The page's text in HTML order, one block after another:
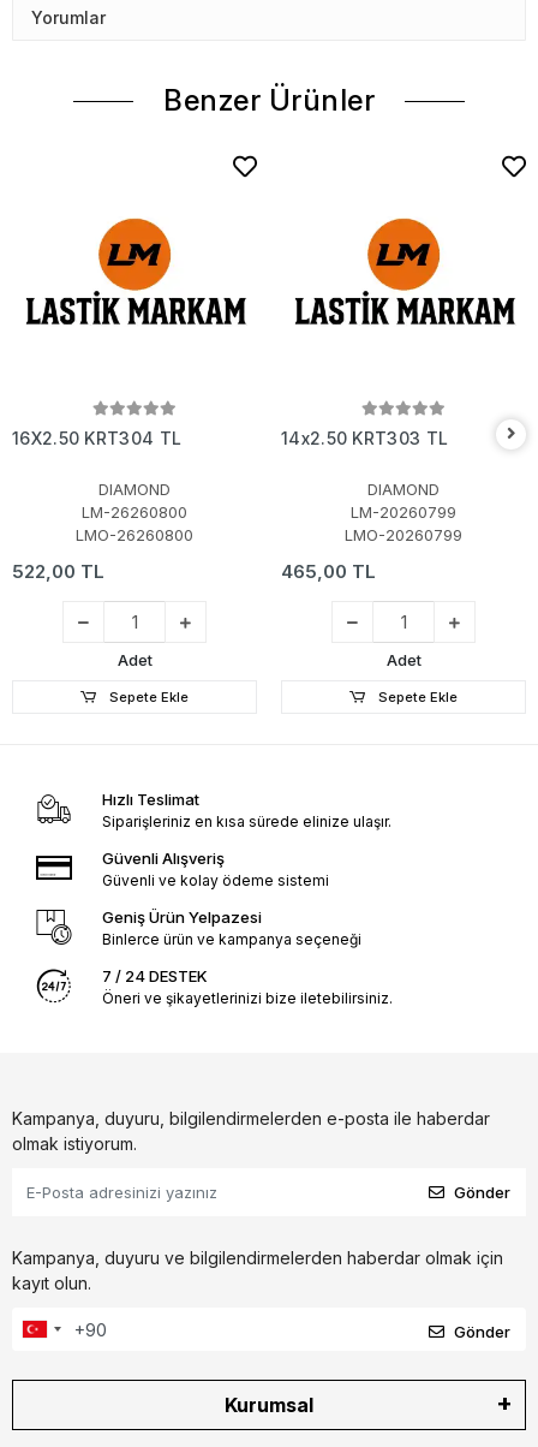
Yorumlar
Benzer Ürünler
16X2.50 KRT304 TL
DIAMOND
LM-26260800
LMO-26260800
522,00 TL
Adet
Sepete Ekle
14x2.50 KRT303 TL
DIAMOND
LM-20260799
LMO-20260799
465,00 TL
Adet
Sepete Ekle
Hızlı Teslimat
Siparişleriniz en kısa sürede elinize ulaşır.
Güvenli Alışveriş
Güvenli ve kolay ödeme sistemi
Geniş Ürün Yelpazesi
Binlerce ürün ve kampanya seçeneği
7 / 24 DESTEK
Öneri ve şikayetlerinizi bize iletebilirsiniz.
Kampanya, duyuru, bilgilendirmelerden e-posta ile haberdar
olmak istiyorum.
Gönder
Kampanya, duyuru ve bilgilendirmelerden haberdar olmak için
kayıt olun.
Gönder
Kurumsal